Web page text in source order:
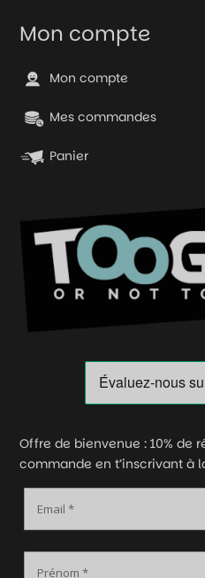
Mon compte
Mon compte
Mes commandes
Panier
Offre de bienvenue : 10% de
commande en t’inscrivant à